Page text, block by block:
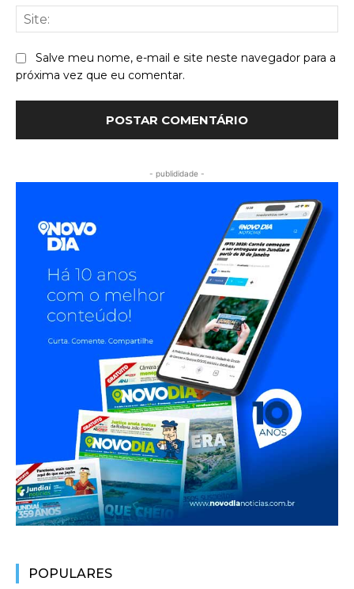
Salve meu nome, e-mail e site neste navegador para a
próxima vez que eu comentar.
- publididade -
POPULARES